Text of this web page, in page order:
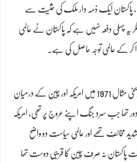
پاکستان ایک ذمہ دار ملک کی حثیت سے
یہ پہلی دفعہ نہیں ہے کہ پاکستان نے عالمی
کر کے عالمی توجہ حاصل کی ہے۔
اس کی سب سے بڑی اور تاریخی مثال 1971 میں امریکہ اور چین کے درمیان
تھا جب سرد جنگ اپنے عروج پر تھی، امریکہ
مخالف تھے اور عالمی سیاست دو واضح
پاکستان نہ صرف چین کا قریبی دوست تھا